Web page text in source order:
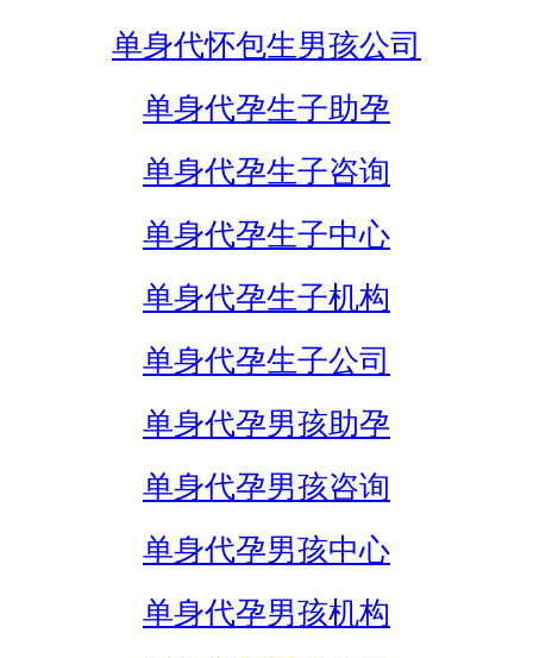
单身代怀包生男孩公司
单身代孕生子助孕
单身代孕生子咨询
单身代孕生子中心
单身代孕生子机构
单身代孕生子公司
单身代孕男孩助孕
单身代孕男孩咨询
单身代孕男孩中心
单身代孕男孩机构